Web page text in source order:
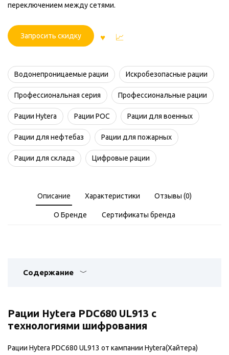
переключением между сетями.
Запросить скидку
Водонепроницаемые рации Искробезопасные рации
Профессиональная серия Профессиональные рации
Рации Hytera Рации PОC Рации для военных
Рации для нефтебаз Рации для пожарных
Рации для склада Цифровые рации
Описание Характеристики Отзывы (0)
О Бренде Сертификаты бренда
Содержание
Рации Hytera PDC680 UL913 с
технологиями шифрования
Рации Hytera PDC680 UL913 от кампании Hytera(Хайтера)